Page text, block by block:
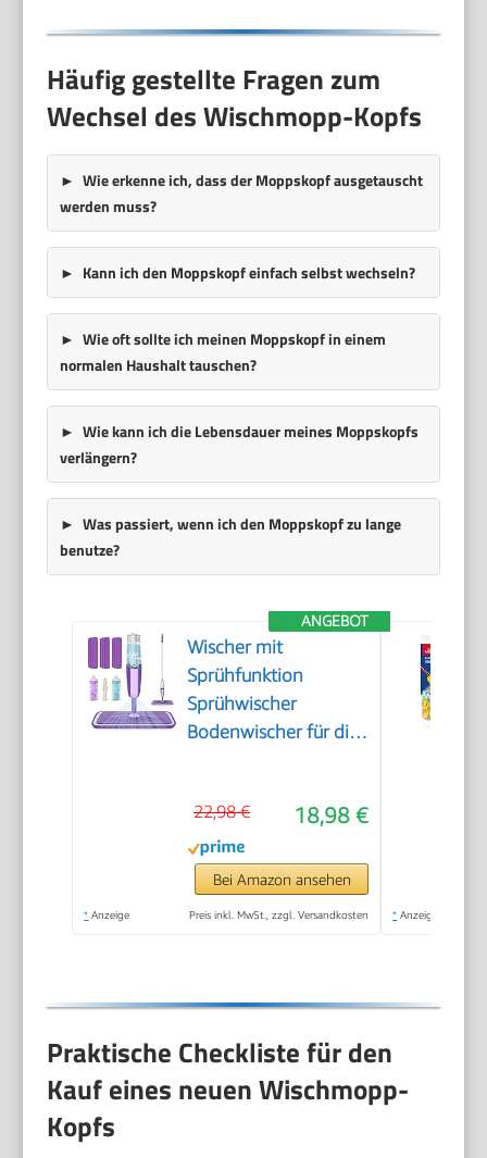
Häufig gestellte Fragen zum
Wechsel des Wischmopp-Kopfs
Wie erkenne ich, dass der Moppskopf ausgetauscht
werden muss?
Kann ich den Moppskopf einfach selbst wechseln?
Wie oft sollte ich meinen Moppskopf in einem
normalen Haushalt tauschen?
Wie kann ich die Lebensdauer meines Moppskopfs
verlängern?
Was passiert, wenn ich den Moppskopf zu lange
benutze?
ANGEBOT
Wischer mit
Sprühfunktion
Sprühwischer
Bodenwischer für die
18,98 €
22,98 €
Bei Amazon ansehen
* Anzeige Preis inkl. MwSt., zzgl. Versandkosten * Anzeige
Praktische Checkliste für den
Kauf eines neuen Wischmopp-
Kopfs